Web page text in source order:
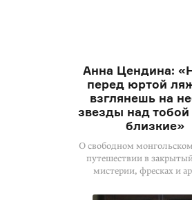
Анна Цендина:
перед юртой
взглянешь на
звезды над тобой
близкие»
О свободном
путешествии в
мистерии, фресках и